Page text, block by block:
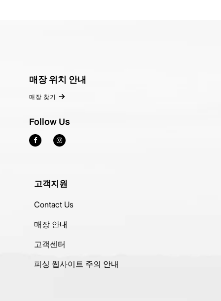
매장 위치 안내
매장 찾기
Follow Us
고객지원
Contact Us
매장 안내
고객센터
피싱 웹사이트 주의 안내